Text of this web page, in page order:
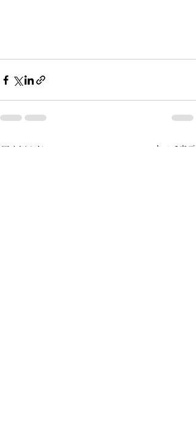
すべて表示